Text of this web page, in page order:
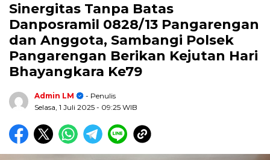
Sinergitas Tanpa Batas
Danposramil 0828/13 Pangarengan
dan Anggota, Sambangi Polsek
Pangarengan Berikan Kejutan Hari
Bhayangkara Ke79
Admin LM
- Penulis
Selasa, 1 Juli 2025 - 09:25 WIB